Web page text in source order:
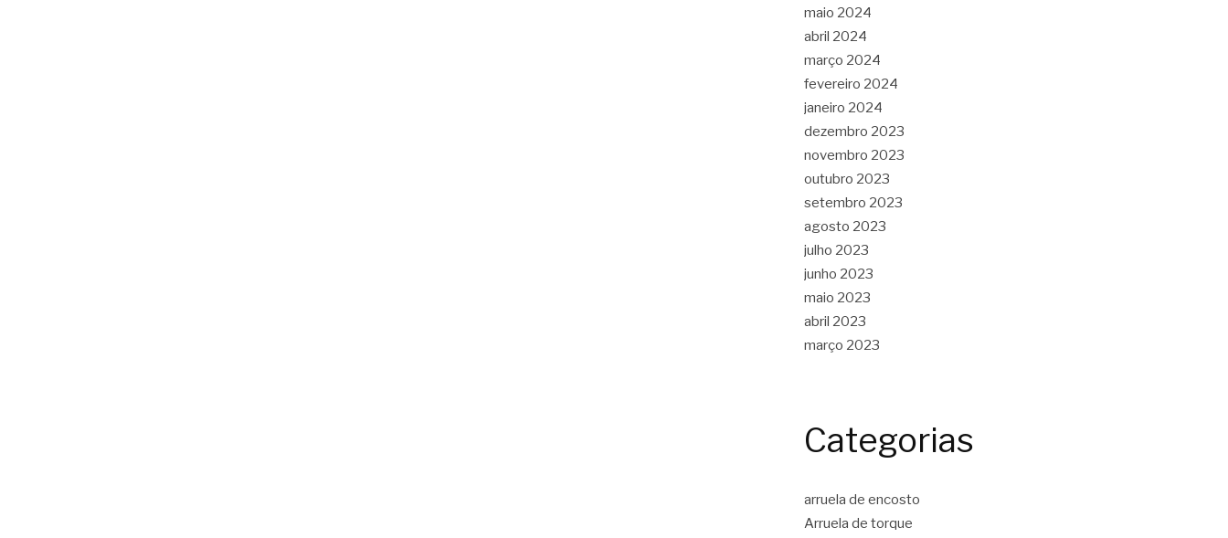
maio 2024
abril 2024
março 2024
fevereiro 2024
janeiro 2024
dezembro 2023
novembro 2023
outubro 2023
setembro 2023
agosto 2023
julho 2023
junho 2023
maio 2023
abril 2023
março 2023
Categorias
arruela de encosto
Arruela de torque